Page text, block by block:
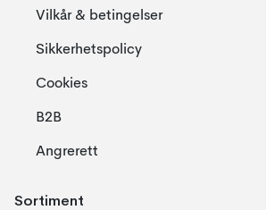
Vilkår & betingelser
Sikkerhetspolicy
Cookies
B2B
Angrerett
Sortiment